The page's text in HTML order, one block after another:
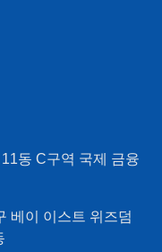
동 C구역 국제 금융
베이 이스트 위즈덤